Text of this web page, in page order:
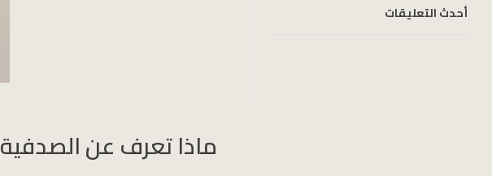
ماذا تعرف عن الصدفية
أحدث التعليقات